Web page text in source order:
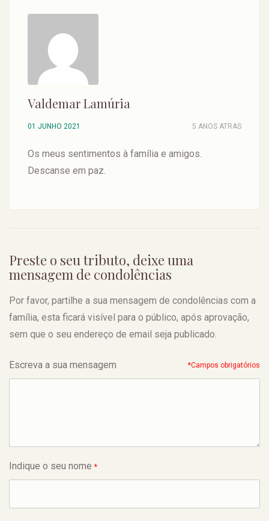
Valdemar Lamúria
01 JUNHO 2021 5 ANOS ATRAS
Os meus sentimentos à família e amigos.
Descanse em paz.
Preste o seu tributo, deixe uma
mensagem de condolências
Por favor, partilhe a sua mensagem de condolências com a
família, esta ficará visível para o público, após aprovação,
sem que o seu endereço de email seja publicado.
Escreva a sua mensagem *Campos obrigatórios
Indique o seu nome *